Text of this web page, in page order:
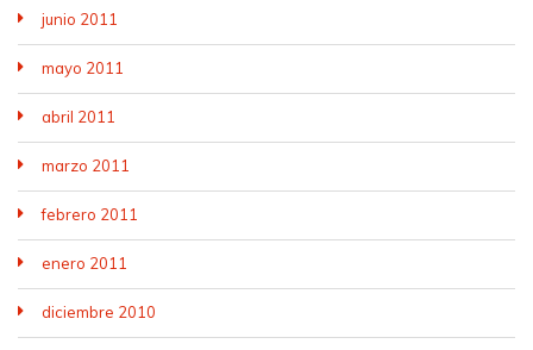
junio 2011
mayo 2011
abril 2011
marzo 2011
febrero 2011
enero 2011
diciembre 2010